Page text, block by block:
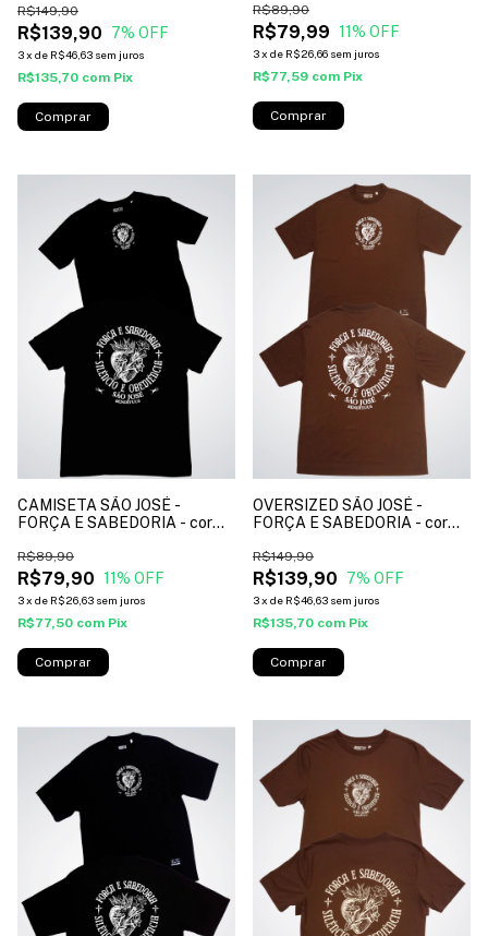
R$139,90
R$149,90
7% OFF
3x de R$46,63 sem juros
R$135,70 com Pix
Comprar
R$79,99
R$89,90
11% OFF
3x de R$26,66 sem juros
R$77,59 com Pix
Comprar
CAMISETA SÃO JOSÉ -
FORÇA E SABEDORIA - cor
R$79,90
R$89,90
11% OFF
3x de R$26,63 sem juros
R$77,50 com Pix
Comprar
OVERSIZED SÃO JOSÉ -
FORÇA E SABEDORIA - cor
R$139,90
R$149,90
7% OFF
3x de R$46,63 sem juros
R$135,70 com Pix
Comprar